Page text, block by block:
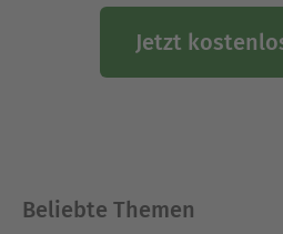
Jetzt
Beliebte Themen